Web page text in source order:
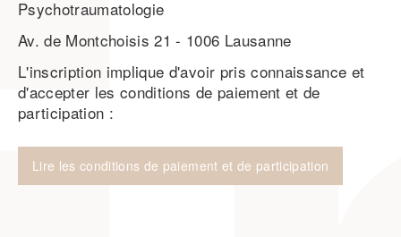
Psychotraumatologie
Av. de Montchoisis 21 - 1006 Lausanne
L'inscription implique d'avoir pris connaissance et
d'accepter les conditions de paiement et de
participation :
Lire les conditions de paiement et de participation